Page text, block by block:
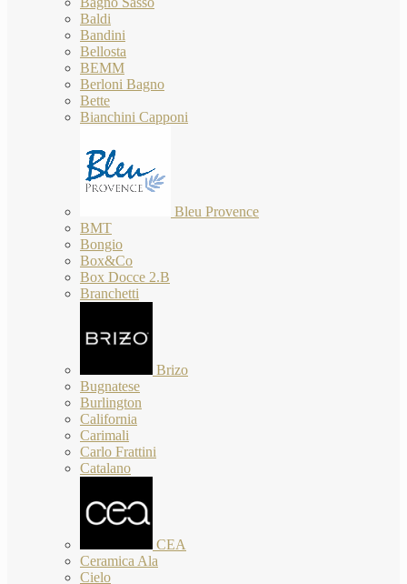
Baldi
Bandini
Bellosta
BEMM
Berloni Bagno
Bette
Bianchini Capponi
Bleu Provence
BMT
Bongio
Box&Co
Box Docce 2.B
Branchetti
Brizo
Bugnatese
Burlington
California
Carimali
Carlo Frattini
Catalano
CEA
Ceramica Ala
Cielo